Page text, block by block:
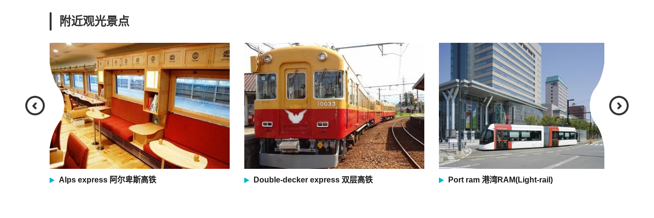
附近观光景点
Alps express 阿尔卑斯高铁 Double-decker express 双层高铁 Port ram 港湾RAM(Light-rail)